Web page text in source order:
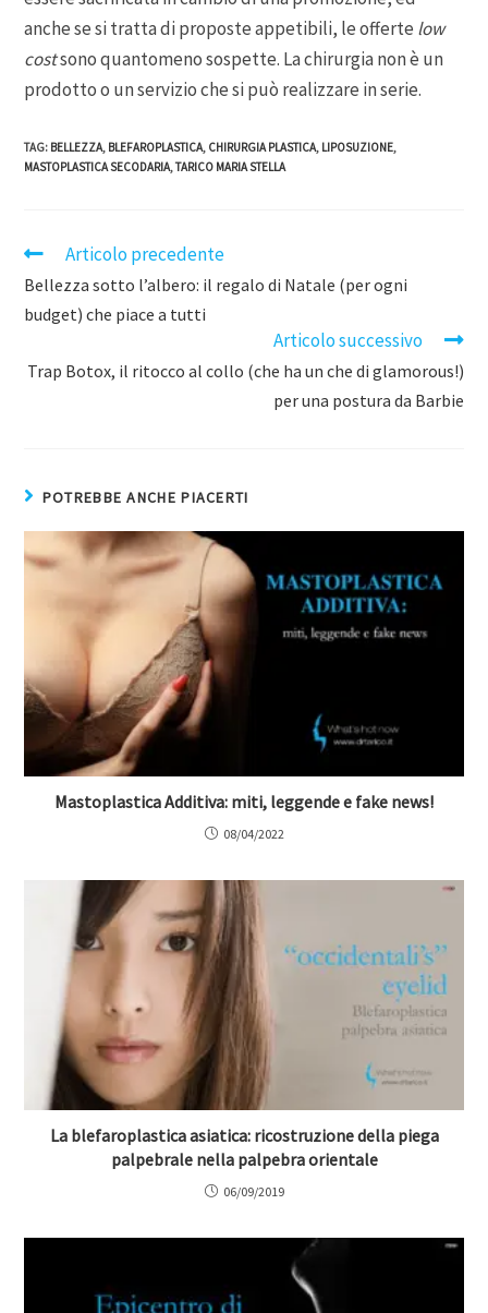
anche se si tratta di proposte appetibili, le offerte low
costsono quantomeno sospette. La chirurgia non è un
prodotto o un servizio che si può realizzare in serie.
TAG: BELLEZZA, BLEFAROPLASTICA, CHIRURGIA PLASTICA, LIPOSUZIONE,
MASTOPLASTICA SECODARIA,TARICO MARIA STELLA
Articolo precedente
Bellezza sotto l’albero: il regalo di Natale (per ogni
budget) che piace a tutti
Articolo successivo
Trap Botox, il ritocco al collo (che ha un che di glamorous!)
per una postura da Barbie
POTREBBE ANCHE PIACERTI
Mastoplastica Additiva: miti, leggende e fake news!
08/04/2022
La blefaroplastica asiatica: ricostruzione della piega
palpebrale nella palpebra orientale
06/09/2019